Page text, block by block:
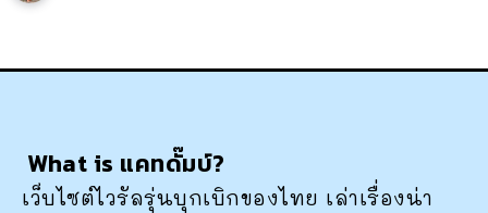
What is แคทดั๊มบ์?
เว็บไซต์ไวรัลรุ่นบุกเบิกของไทย เล่าเรื่องน่า